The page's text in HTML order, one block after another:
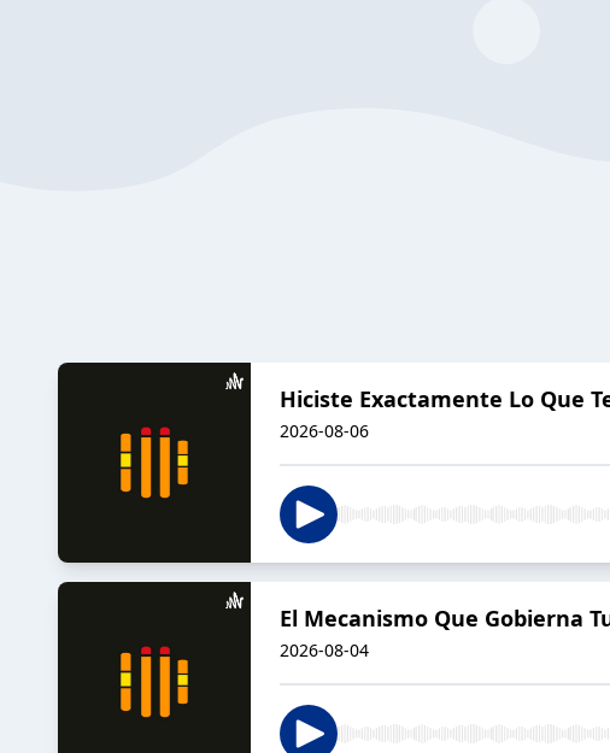
Hiciste Exactamente Lo Que
2026-08-06
El Mecanismo Que Gobierna
2026-08-04